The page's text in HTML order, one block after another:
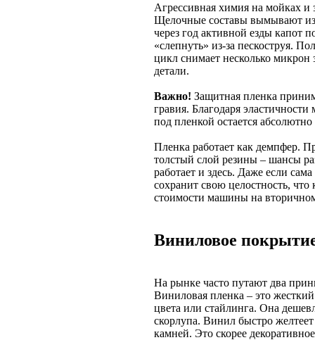
Агрессивная химия на мойках и
Щелочные составы вымывают из
через год активной езды капот
«слепнуть» из-за пескоструя.
цикл снимает несколько
детали.
Важно! Защитная пленка
гравия. Благодаря
под пленкой остается
Пленка работает как демпфер.
толстый слой резины – шансы
работает и здесь. Даже если
сохранит свою целостность,
стоимости машины на
Виниловое
На рынке часто путают два
Виниловая пленка – это
цвета или стайлинга. Она
скорлупа. Винил быстро
камней. Это скорее